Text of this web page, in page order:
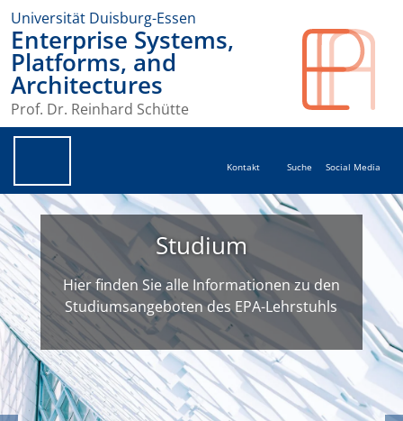
Universität Duisburg-Essen
Enterprise Systems,
Platforms, and
Architectures
Prof. Dr. Reinhard Schütte
Kontakt Suche Social Media
Studium
Hier finden Sie alle Informationen zu den
Studiumsangeboten des EPA-Lehrstuhls